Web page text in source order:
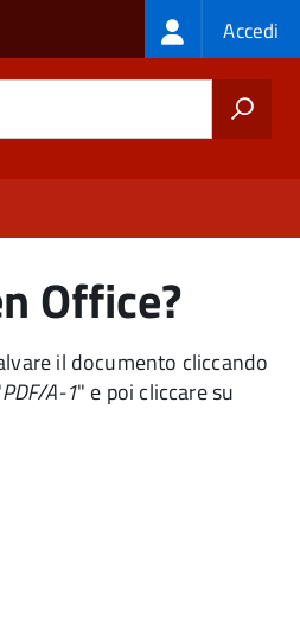
Login
menu
Accedi
Office?
il documento cliccando
PDF/A-1" e poi cliccare su